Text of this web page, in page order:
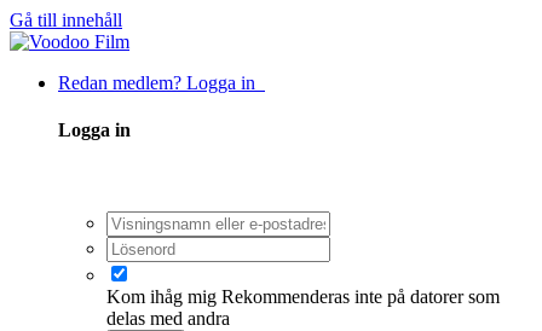
Gå till innehåll
Redan medlem? Logga in
Logga in
Kom ihåg mig Rekommenderas inte på datorer som
delas med andra